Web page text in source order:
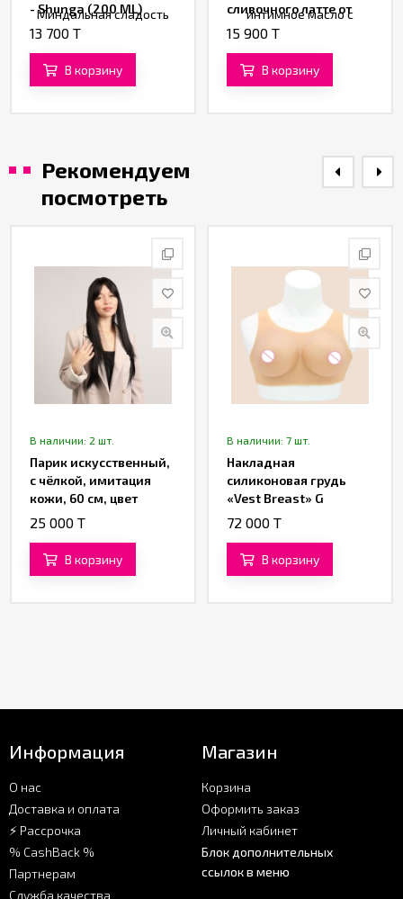
- Shunga (200 ML)
13 700 T
В корзину
сливочного латте от
«SHUNGA» (100 ML)
15 900 T
В корзину
Рекомендуем
посмотреть
В наличии: 2 шт.
Парик искусственный,
с чёлкой, имитация
кожи, 60 см, цвет
чёрный
25 000 T
В корзину
В наличии: 7 шт.
Накладная
силиконовая грудь
«Vest Breast» G
72 000 T
В корзину
Информация
О нас
Доставка и оплата
⚡ Рассрочка
% CashBack %
Партнерам
Служба качества
Магазин
Корзина
Оформить заказ
Личный кабинет
Блок дополнительных
ссылок в меню